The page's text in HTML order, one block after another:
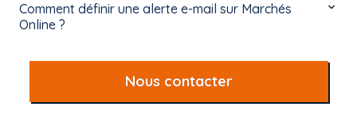
Comment définir une alerte e-mail sur Marchés
Online ?
Nous contacter